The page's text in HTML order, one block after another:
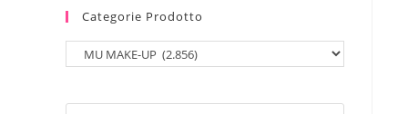
Categorie Prodotto